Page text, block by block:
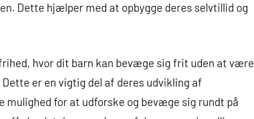
Dette hjælper med at opbygge deres selvtillid og
hvor dit barn kan bevæge sig frit uden at være
er en vigtig del af deres udvikling af
for at udforske og bevæge sig rundt på